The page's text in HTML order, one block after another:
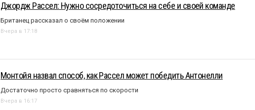
Джордж Рассел: Нужно сосредоточиться на себе и своей команде
Британец рассказал о своём положении
Вчера в 17:18
Монтойя назвал способ, как Рассел может победить Антонелли
Достаточно просто сравняться по скорости
Вчера в 16:17